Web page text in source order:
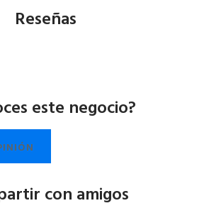
Reseñas
este negocio?
con amigos